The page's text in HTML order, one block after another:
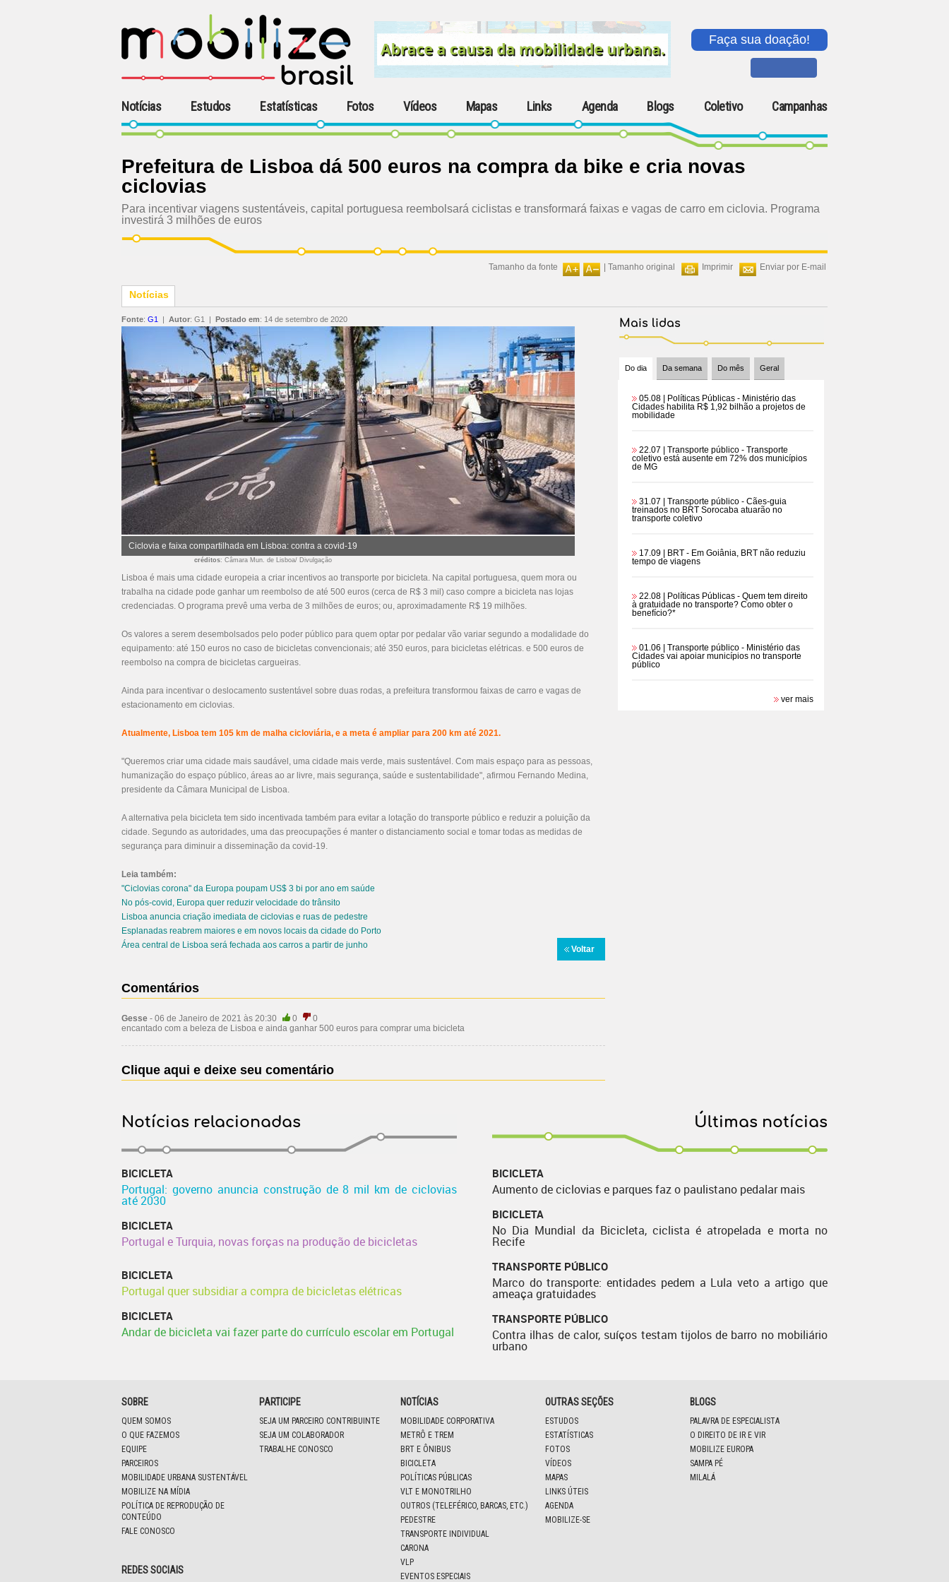
Faça sua doação!
Notícias Estudos Estatísticas Fotos Vídeos Mapas Links Agenda Blogs Coletivo Campanhas
Prefeitura de Lisboa dá 500 euros na compra da bike e cria novas
ciclovias
Para incentivar viagens sustentáveis, capital portuguesa reembolsará ciclistas e transformará faixas e vagas de carro em ciclovia. Programa
investirá 3 milhões de euros
Enviar por E-mail
Imprimir
Tamanho da fonte Tamanho original
Notícias
Fonte: G1 | Autor: G1 | Postado em: 14 de setembro de 2020
Ciclovia e faixa compartilhada em Lisboa: contra a covid-19
créditos: Câmara Mun. de Lisboa/ Divulgação
Lisboa é mais uma cidade europeia a criar incentivos ao transporte por bicicleta. Na capital portuguesa, quem mora ou
trabalha na cidade pode ganhar um reembolso de até 500 euros (cerca de R$ 3 mil) caso compre a bicicleta nas lojas
credenciadas. O programa prevê uma verba de 3 milhões de euros; ou, aproximadamente R$ 19 milhões.
Os valores a serem desembolsados pelo poder público para quem optar por pedalar vão variar segundo a modalidade do
equipamento: até 150 euros no caso de bicicletas convencionais; até 350 euros, para bicicletas elétricas. e 500 euros de
reembolso na compra de bicicletas cargueiras.
Ainda para incentivar o deslocamento sustentável sobre duas rodas, a prefeitura transformou faixas de carro e vagas de
estacionamento em ciclovias.
Atualmente, Lisboa tem 105 km de malha cicloviária, e a meta é ampliar para 200 km até 2021.
"Queremos criar uma cidade mais saudável, uma cidade mais verde, mais sustentável. Com mais espaço para as pessoas,
humanização do espaço público, áreas ao ar livre, mais segurança, saúde e sustentabilidade", afirmou Fernando Medina,
presidente da Câmara Municipal de Lisboa.
A alternativa pela bicicleta tem sido incentivada também para evitar a lotação do transporte público e reduzir a poluição da
cidade. Segundo as autoridades, uma das preocupações é manter o distanciamento social e tomar todas as medidas de
segurança para diminuir a disseminação da covid-19.
Leia também:
"Ciclovias corona" da Europa poupam US$ 3 bi por ano em saúde
No pós-covid, Europa quer reduzir velocidade do trânsito
Lisboa anuncia criação imediata de ciclovias e ruas de pedestre
Esplanadas reabrem maiores e em novos locais da cidade do Porto
Área central de Lisboa será fechada aos carros a partir de junho
Voltar
Comentários
Gesse - 06 de Janeiro de 2021 às 20:30 0
0
encantado com a beleza de Lisboa e ainda ganhar 500 euros para comprar uma bicicleta
Clique aqui e deixe seu comentário
Mais lidas
Do dia Da semana Do mês Geral
05.08 | Políticas Públicas - Ministério das
Cidades habilita R$ 1,92 bilhão a projetos de
mobilidade
22.07 | Transporte público - Transporte
coletivo está ausente em 72% dos municípios
de MG
31.07 | Transporte público - Cães-guia
treinados no BRT Sorocaba atuarão no
transporte coletivo
17.09 | BRT - Em Goiânia, BRT não reduziu
tempo de viagens
22.08 | Políticas Públicas - Quem tem direito
à gratuidade no transporte? Como obter o
benefício?*
01.06 | Transporte público - Ministério das
Cidades vai apoiar municípios no transporte
público
ver mais
Notícias relacionadas
BICICLETA
Portugal: governo anuncia construção de 8 mil km de ciclovias
até 2030
BICICLETA
Portugal e Turquia, novas forças na produção de bicicletas
BICICLETA
Portugal quer subsidiar a compra de bicicletas elétricas
BICICLETA
Andar de bicicleta vai fazer parte do currículo escolar em Portugal
Últimas notícias
BICICLETA
Aumento de ciclovias e parques faz o paulistano pedalar mais
BICICLETA
No Dia Mundial da Bicicleta, ciclista é atropelada e morta no
Recife
TRANSPORTE PÚBLICO
Marco do transporte: entidades pedem a Lula veto a artigo que
ameaça gratuidades
TRANSPORTE PÚBLICO
Contra ilhas de calor, suíços testam tijolos de barro no mobiliário
urbano
SOBRE
QUEM SOMOS
O QUE FAZEMOS
EQUIPE
PARCEIROS
MOBILIDADE URBANA SUSTENTÁVEL
MOBILIZE NA MÍDIA
POLÍTICA DE REPRODUÇÃO DE
CONTEÚDO
FALE CONOSCO
PARTICIPE
SEJA UM PARCEIRO CONTRIBUINTE
SEJA UM COLABORADOR
TRABALHE CONOSCO
REDES SOCIAIS
NOTÍCIAS
MOBILIDADE CORPORATIVA
METRÔ E TREM
BRT E ÔNIBUS
BICICLETA
POLÍTICAS PÚBLICAS
VLT E MONOTRILHO
OUTROS (TELEFÉRICO, BARCAS, ETC.)
PEDESTRE
TRANSPORTE INDIVIDUAL
CARONA
VLP
EVENTOS ESPECIAIS
OUTRAS SEÇÕES
ESTUDOS
ESTATÍSTICAS
FOTOS
VÍDEOS
MAPAS
LINKS ÚTEIS
AGENDA
MOBILIZE-SE
BLOGS
PALAVRA DE ESPECIALISTA
O DIREITO DE IR E VIR
MOBILIZE EUROPA
SAMPA PÉ
MILALÁ